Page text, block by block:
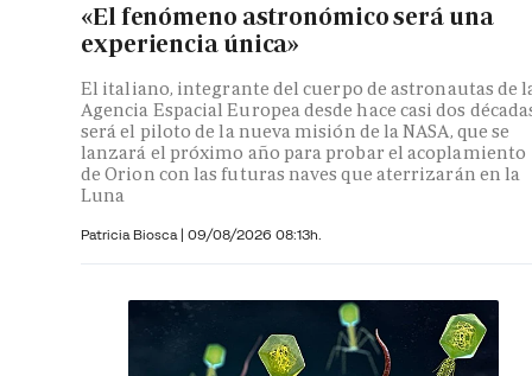
«El fenómeno astronómico será una
experiencia única»
El italiano, integrante del cuerpo de astronautas de
Agencia Espacial Europea desde hace casi dos
será el piloto de la nueva misión de la NASA, que se
lanzará el próximo año para probar el acoplamiento
de Orion con las futuras naves que aterrizarán en la
Luna
Patricia Biosca | 09/08/2026 08:13h.